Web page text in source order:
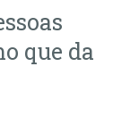
que da